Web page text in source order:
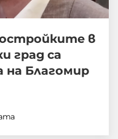
в
град са
на Благомир